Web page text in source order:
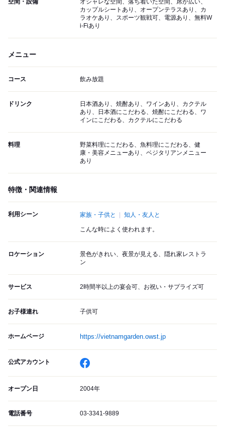
空間・設備
オシャレな空間、落ち着いた空間、席が広い、
カップルシートあり、オープンテラスあり、カ
ラオケあり、スポーツ観戦可、電源あり、無料W
i-Fiあり
メニュー
コース 飲み放題
ドリンク
日本酒あり、焼酎あり、ワインあり、カクテル
あり、日本酒にこだわる、焼酎にこだわる、ワ
インにこだわる、カクテルにこだわる
料理
野菜料理にこだわる、魚料理にこだわる、健
康・美容メニューあり、ベジタリアンメニュー
あり
特徴・関連情報
利用シーン 家族・子供と 知人・友人と
こんな時によく使われます。
ロケーション
景色がきれい、夜景が見える、隠れ家レストラ
ン
サービス 2時間半以上の宴会可、お祝い・サプライズ可
お子様連れ 子供可
ホームページ https://vietnamgarden.owst.jp
公式アカウント
オープン日 2004年
電話番号 03-3341-9889